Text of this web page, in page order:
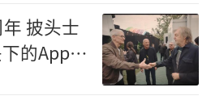
披头士
的Apple